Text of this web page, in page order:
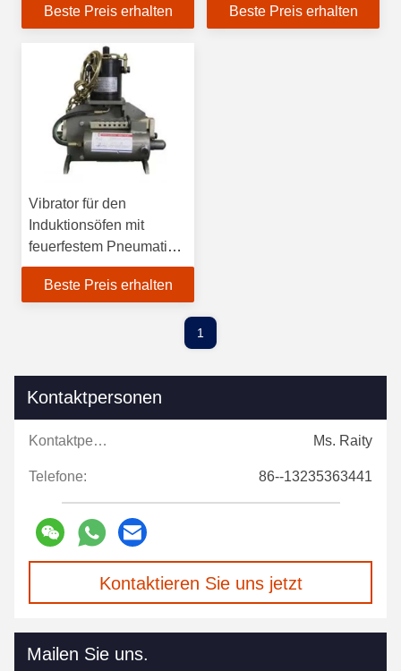
Beste Preis erhalten Beste Preis erhalten
Vibrator für den
Induktionsöfen mit
feuerfestem Pneumatik-
Bindungsmaterial
Beste Preis erhalten
1
Kontaktpersonen
Kontaktpersonen: Ms. Raity
Telefone: 86--13235363441
Kontaktieren Sie uns jetzt
Mailen Sie uns.